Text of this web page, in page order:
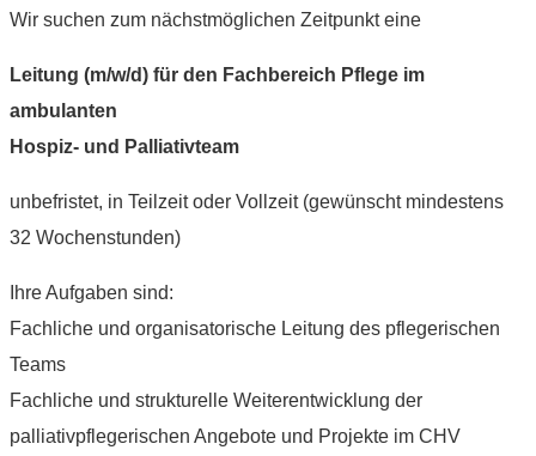
Wir suchen zum nächstmöglichen Zeitpunkt eine
Leitung (m/w/d) für den Fachbereich Pflege im
ambulanten
Hospiz- und Palliativteam
unbefristet, in Teilzeit oder Vollzeit (gewünscht mindestens
32 Wochenstunden)
Ihre Aufgaben sind:
Fachliche und organisatorische Leitung des pflegerischen
Teams
Fachliche und strukturelle Weiterentwicklung der
palliativpflegerischen Angebote und Projekte im CHV